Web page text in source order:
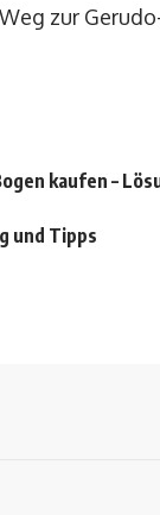
zur
kaufen –
und Tipps